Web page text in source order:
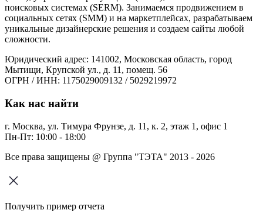
поисковых системах (SERM). Занимаемся продвижением в
социальных сетях (SMM) и на маркетплейсах, разрабатываем
уникальные дизайнерские решения и создаем сайты любой
сложности.
Юридический адрес: 141002, Московская область, город
Мытищи, Крупской ул., д. 11, помещ. 56
ОГРН / ИНН: 1175029009132 / 5029219972
Как нас найти
г. Москва, ул. Тимура Фрунзе, д. 11, к. 2, этаж 1, офис 1
Пн-Пт: 10:00 - 18:00
Все права защищены @ Группа "ТЭТА" 2013 - 2026
Получить пример отчета